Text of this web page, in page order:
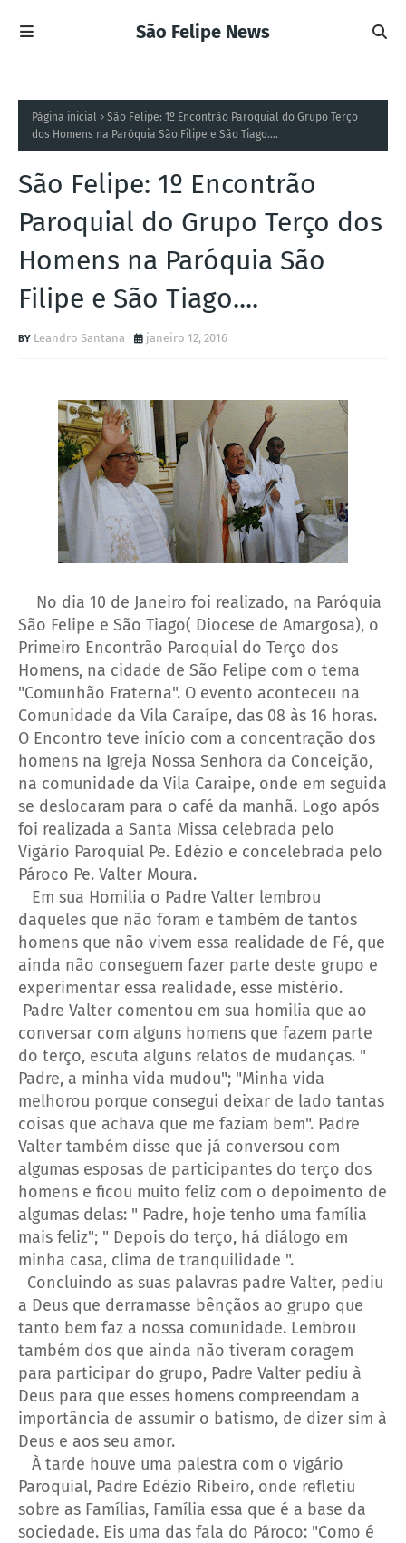
São Felipe News
Página inicial
São Felipe: 1º Encontrão Paroquial do Grupo Terço
dos Homens na Paróquia São Filipe e São Tiago....
São Felipe: 1º Encontrão
Paroquial do Grupo Terço dos
Homens na Paróquia São
Filipe e São Tiago....
Leandro Santana janeiro 12, 2016
No dia 10 de Janeiro foi realizado, na Paróquia
São Felipe e São Tiago( Diocese de Amargosa), o
Primeiro Encontrão Paroquial do Terço dos
Homens, na cidade de São Felipe com o tema
"Comunhão Fraterna". O evento aconteceu na
Comunidade da Vila Caraípe, das 08 às 16 horas.
O Encontro teve início com a concentração dos
homens na Igreja Nossa Senhora da Conceição,
na comunidade da Vila Caraipe, onde em seguida
se deslocaram para o café da manhã. Logo após
foi realizada a Santa Missa celebrada pelo
Vigário Paroquial Pe. Edézio e concelebrada pelo
Pároco Pe. Valter Moura.
Em sua Homilia o Padre Valter lembrou
daqueles que não foram e também de tantos
homens que não vivem essa realidade de Fé, que
ainda não conseguem fazer parte deste grupo e
experimentar essa realidade, esse mistério.
Padre Valter comentou em sua homilia que ao
conversar com alguns homens que fazem parte
do terço, escuta alguns relatos de mudanças. "
Padre, a minha vida mudou"; "Minha vida
melhorou porque consegui deixar de lado tantas
coisas que achava que me faziam bem". Padre
Valter também disse que já conversou com
algumas esposas de participantes do terço dos
homens e ficou muito feliz com o depoimento de
algumas delas: " Padre, hoje tenho uma família
mais feliz"; " Depois do terço, há diálogo em
minha casa, clima de tranquilidade ".
Concluindo as suas palavras padre Valter, pediu
a Deus que derramasse bênçãos ao grupo que
tanto bem faz a nossa comunidade. Lembrou
também dos que ainda não tiveram coragem
para participar do grupo, Padre Valter pediu à
Deus para que esses homens compreendam a
importância de assumir o batismo, de dizer sim à
Deus e aos seu amor.
À tarde houve uma palestra com o vigário
Paroquial, Padre Edézio Ribeiro, onde refletiu
sobre as Famílias, Família essa que é a base da
sociedade. Eis uma das fala do Pároco: "Como é